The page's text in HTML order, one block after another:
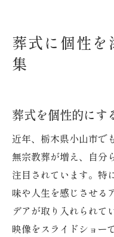
葬式に個性を
集
葬式を個性的にす
近年、栃木県小山市で
無宗教葬が増え、自分
注目されています。特
味や人生を感じさせる
デアが取り入れられて
映像をスライドショー